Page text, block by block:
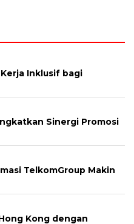
Inklusif bagi
Sinergi Promosi
TelkomGroup Makin
Kong dengan